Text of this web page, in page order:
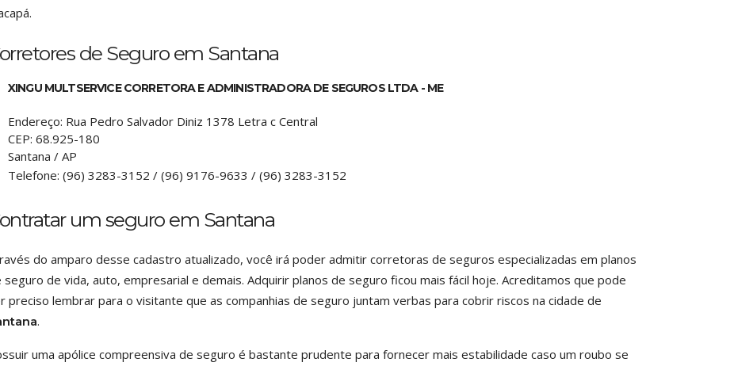
de Seguro em Santana
XINGU MULTSERVICE CORRETORA E ADMINISTRADORA DE SEGUROS LTDA - ME
Endereço: Rua Pedro Salvador Diniz 1378 Letra c Central
CEP: 68.925-180
Santana / AP
Telefone: (96) 3283-3152 / (96) 9176-9633 / (96) 3283-3152
um seguro em Santana
do amparo desse cadastro atualizado, você irá poder admitir corretoras de seguros especializadas em planos
seguro de vida, auto, empresarial e demais. Adquirir planos de seguro ficou mais fácil hoje. Acreditamos que pode
preciso lembrar para o visitante que as companhias de seguro juntam verbas para cobrir riscos na cidade de
.
uma apólice compreensiva de seguro é bastante prudente para fornecer mais estabilidade caso um roubo se